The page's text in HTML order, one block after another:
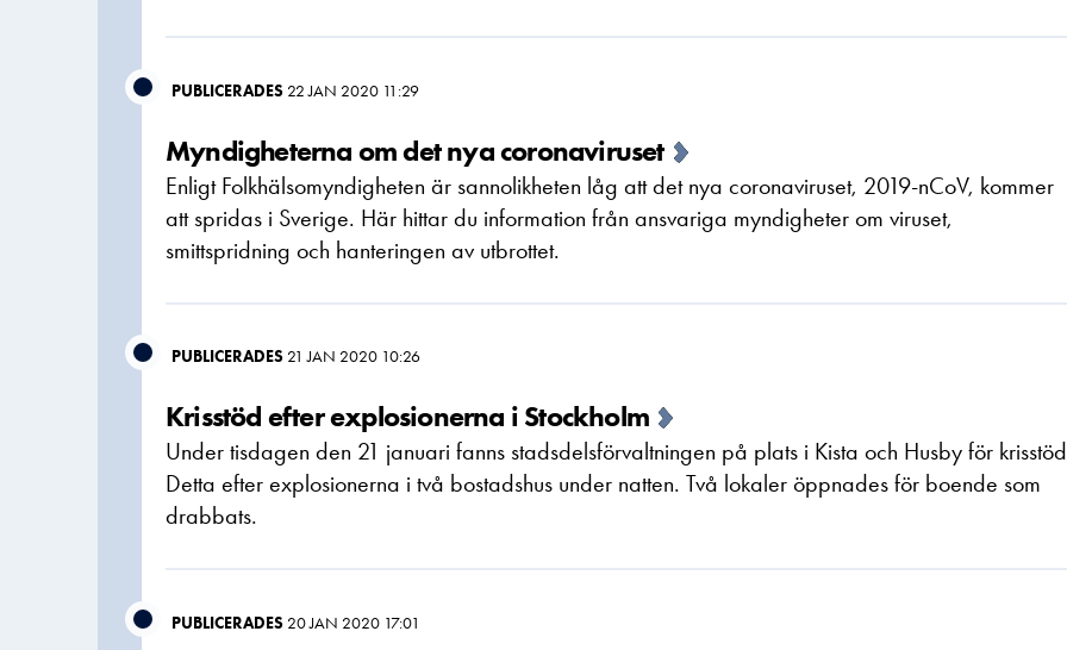
PUBLICERADES 22 JAN 2020 11:29
Myndigheterna om det nya coronaviruset
Enligt Folkhälsomyndigheten är sannolikheten låg att det nya coronaviruset, 2019-nCoV, kommer
att spridas i Sverige. Här hittar du information från ansvariga myndigheter om viruset,
smittspridning och hanteringen av utbrottet.
PUBLICERADES 21 JAN 2020 10:26
Krisstöd efter explosionerna i Stockholm
Under tisdagen den 21 januari fanns stadsdelsförvaltningen på plats i Kista och Husby för
Detta efter explosionerna i två bostadshus under natten. Två lokaler öppnades för boende som
drabbats.
PUBLICERADES 20 JAN 2020 17:01